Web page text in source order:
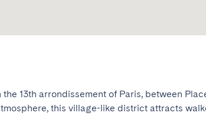
13th arrondissement of Paris, between
this village-like district attracts